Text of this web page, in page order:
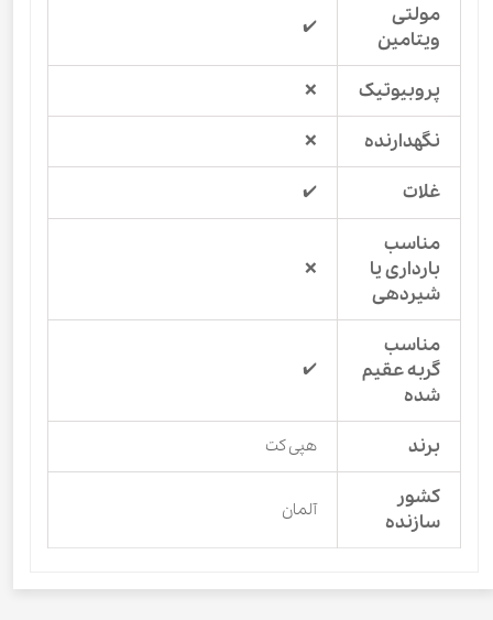
مولتی
ویتامین
✔️
پروبیوتیک ❌
نگهدارنده ❌
غلات ✔️
مناسب
بارداری یا
شیردهی
❌
مناسب
گربه عقیم
شده
✔️
برند هپی کت
کشور
سازنده
آلمان